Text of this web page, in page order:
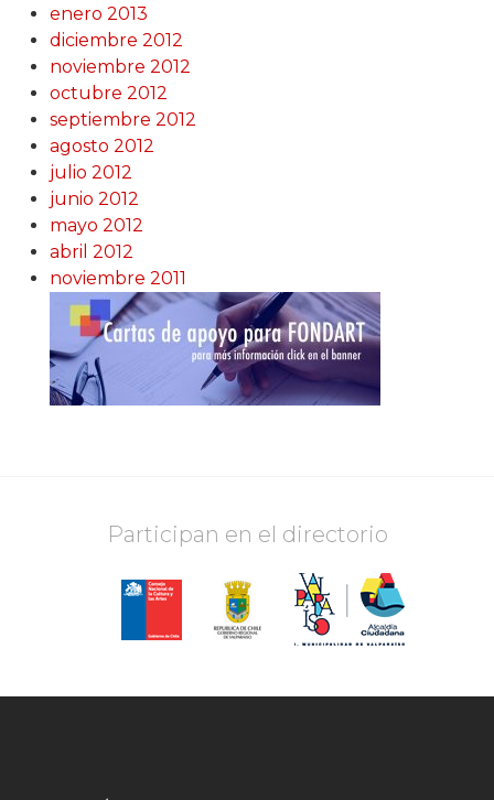
enero 2013
diciembre 2012
noviembre 2012
octubre 2012
septiembre 2012
agosto 2012
julio 2012
junio 2012
mayo 2012
abril 2012
noviembre 2011
Participan en el directorio